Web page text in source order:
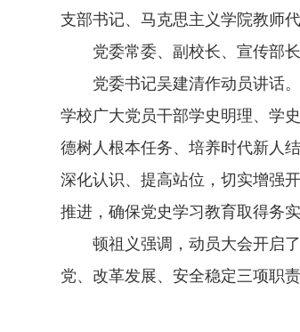
支部书记、马克思主义学院教师
党委常委、副校长、宣传部
党委书记吴建清作动员讲话
学校广大党员干部学史明理、学
德树人根本任务、培养时代新人
深化认识、提高站位，切实增强
推进，确保党史学习教育取得务实
顿祖义强调，动员大会开启
党、改革发展、安全稳定三项职